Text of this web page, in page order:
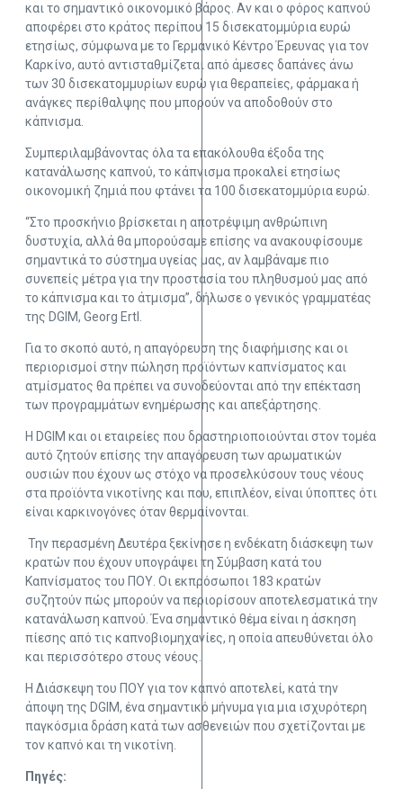
και το σημαντικό οικονομικό βάρος. Αν και ο φόρος καπνού
αποφέρει στο κράτος περίπου 15 δισεκατομμύρια ευρώ
ετησίως, σύμφωνα με το Γερμανικό Κέντρο Έρευνας για τον
Καρκίνο, αυτό αντισταθμίζεται από άμεσες δαπάνες άνω
των 30 δισεκατομμυρίων ευρώ για θεραπείες, φάρμακα ή
ανάγκες περίθαλψης που μπορούν να αποδοθούν στο
κάπνισμα.
Συμπεριλαμβάνοντας όλα τα επακόλουθα έξοδα της
κατανάλωσης καπνού, το κάπνισμα προκαλεί ετησίως
οικονομική ζημιά που φτάνει τα 100 δισεκατομμύρια ευρώ.
“Στο προσκήνιο βρίσκεται η αποτρέψιμη ανθρώπινη
δυστυχία, αλλά θα μπορούσαμε επίσης να ανακουφίσουμε
σημαντικά το σύστημα υγείας μας, αν λαμβάναμε πιο
συνεπείς μέτρα για την προστασία του πληθυσμού μας από
το κάπνισμα και το άτμισμα”, δήλωσε ο γενικός γραμματέας
της DGIM, Georg Ertl.
Για το σκοπό αυτό, η απαγόρευση της διαφήμισης και οι
περιορισμοί στην πώληση προϊόντων καπνίσματος και
ατμίσματος θα πρέπει να συνοδεύονται από την επέκταση
των προγραμμάτων ενημέρωσης και απεξάρτησης.
Η DGIM και οι εταιρείες που δραστηριοποιούνται στον τομέα
αυτό ζητούν επίσης την απαγόρευση των αρωματικών
ουσιών που έχουν ως στόχο να προσελκύσουν τους νέους
στα προϊόντα νικοτίνης και που, επιπλέον, είναι ύποπτες ότι
είναι καρκινογόνες όταν θερμαίνονται.
Την περασμένη Δευτέρα ξεκίνησε η ενδέκατη διάσκεψη των
κρατών που έχουν υπογράψει τη Σύμβαση κατά του
Καπνίσματος του ΠΟΥ. Οι εκπρόσωποι 183 κρατών
συζητούν πώς μπορούν να περιορίσουν αποτελεσματικά την
κατανάλωση καπνού. Ένα σημαντικό θέμα είναι η άσκηση
πίεσης από τις καπνοβιομηχανίες, η οποία απευθύνεται όλο
και περισσότερο στους νέους.
Η Διάσκεψη του ΠΟΥ για τον καπνό αποτελεί, κατά την
άποψη της DGIM, ένα σημαντικό μήνυμα για μια ισχυρότερη
παγκόσμια δράση κατά των ασθενειών που σχετίζονται με
τον καπνό και τη νικοτίνη.
Πηγές: